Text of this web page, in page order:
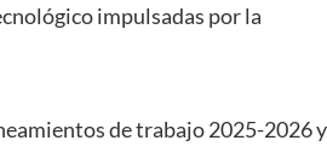
impulsadas por la
de trabajo 2025-2026 y